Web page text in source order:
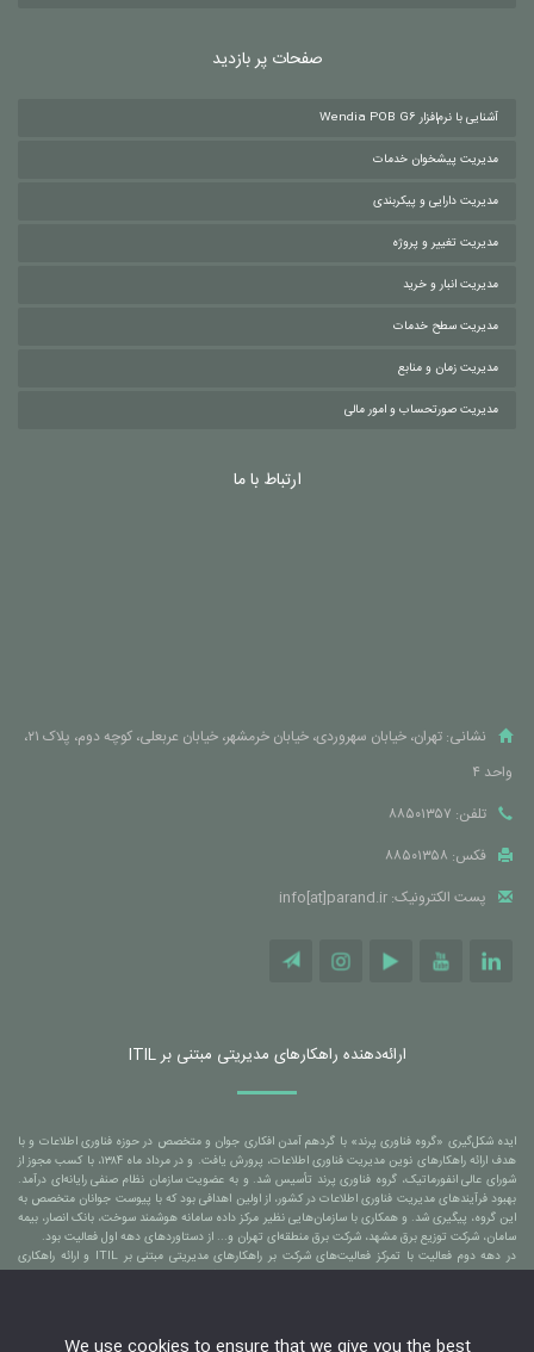
صفحات پر بازدید
آشنایی با نرم‌افزار Wendia POB G6
مدیریت پیشخوان خدمات
مدیریت دارایی و پیکربندی
مدیریت تغییر و پروژه
مدیریت انبار و خرید
مدیریت سطح خدمات
مدیریت زمان و منابع
مدیریت صورتحساب و امور مالی
ارتباط با ما
نشانی: تهران، خیابان سهروردی، خیابان خرمشهر، خیابان عربعلی، کوچه دوم، پلاک ۲۱،
واحد ۴
تلفن: ۸۸۵۰۱۳۵۷
فکس: ۸۸۵۰۱۳۵۸
پست الکترونیک: info[at]parand.ir
ارائه‌دهنده راهکارهای مدیریتی مبتنی بر ITIL
ایده شکل‌گیری «گروه فناوری پرند» با گردهم آمدن افکاری جوان و متخصص در حوزه فناوری اطلاعات و با
هدف ارائه راهکارهای نوین مدیریت فناوری اطلاعات، پرورش یافت. و در مرداد ماه ۱۳۸۴، با کسب مجوز از
شورای عالی انفورماتیک، گروه فناوری پرند تأسیس شد. و به عضویت سازمان نظام صنفی رایانه‌ای درآمد.
بهبود فرآیندهای مدیریت فناوری اطلاعات در کشور، از اولین اهدافی بود که با پیوست جوانان متخصص به
این گروه، پیگیری شد. و همکاری با سازمان‌هایی نظیر مرکز داده سامانه هوشمند سوخت، بانک انصار، بیمه
سامان، شرکت توزیع برق مشهد، شرکت برق منطقه‌ای تهران و... از دستاوردهای دهه اول فعالیت بود.
در دهه دوم فعالیت با تمرکز فعالیت‌های شرکت بر راهکارهای مدیریتی مبتنی بر ITIL و ارائه راهکاری
بومی‌سازی شده و مبتنی بر استانداردهای جهانی، منجر شد تا همکاری با سازمان‌هایی نظیر بانک ملی ایران،